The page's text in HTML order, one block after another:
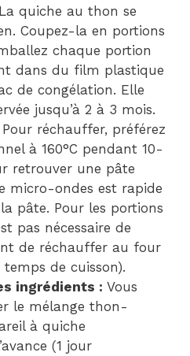
La quiche au thon se
Coupez-la en portions
chaque portion
dans du film plastique
de congélation. Elle
jusqu’à 2 à 3 mois.
Pour réchauffer, préférez
à 160°C pendant 10-
retrouver une pâte
micro-ondes est rapide
pâte. Pour les portions
pas nécessaire de
de réchauffer au four
de cuisson).
ingrédients : Vous
le mélange thon-
à quiche
(1 jour